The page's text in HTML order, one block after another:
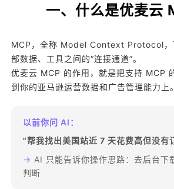
一、什么是优麦云
MCP，全称 Model Context Protocol，
部数据、工具之间的“连接通道”。
优麦云 MCP 的作用，就是把支持 MCP
到你的亚马逊运营数据和广告管理能力上。
以前你问 AI：
"帮我找出美国站近 7 天花费高但没有
→ AI 只能告诉你操作思路：去后台
判断